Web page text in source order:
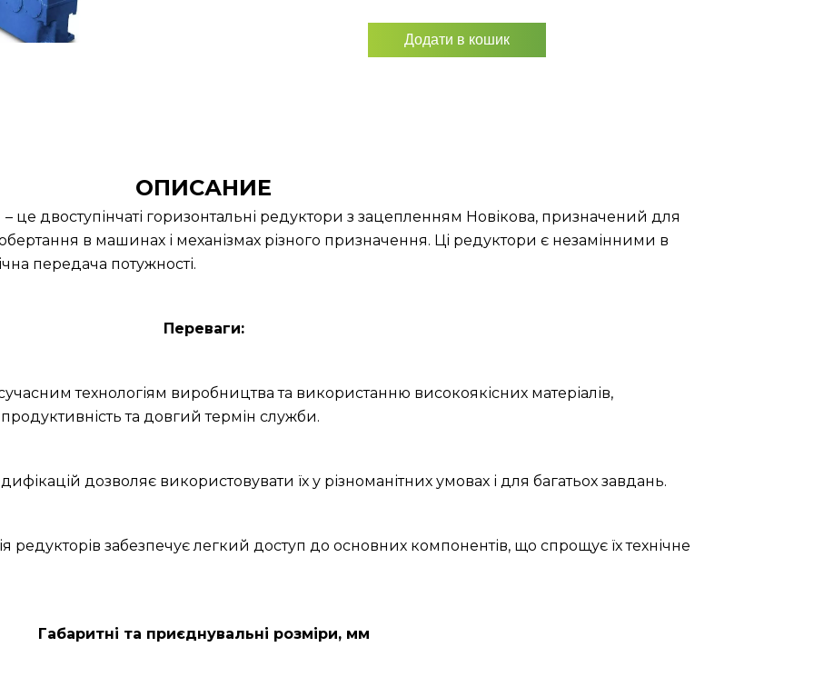
Додати в кошик
ОПИСАНИЕ
– це двоступінчаті горизонтальні редуктори з зацепленням Новікова, призначений для
в машинах і механізмах різного призначення. Ці редуктори є незамінними в
передача потужності.
Переваги:
технологіям виробництва та використанню високоякісних матеріалів,
та довгий термін служби.
дозволяє використовувати їх у різноманітних умовах і для багатьох завдань.
редукторів забезпечує легкий доступ до основних компонентів, що спрощує їх технічне
Габаритні та приєднувальні розміри, мм